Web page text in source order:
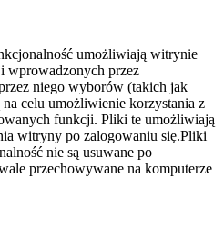
umożliwiają witrynie
wprowadzonych przez
niego wyborów (takich jak
celu umożliwienie korzystania z
funkcji. Pliki te umożliwiają
witryny po zalogowaniu się.Pliki
nie są usuwane po
przechowywane na komputerze